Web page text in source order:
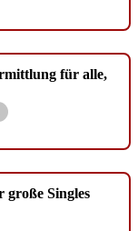
für alle,
große Singles